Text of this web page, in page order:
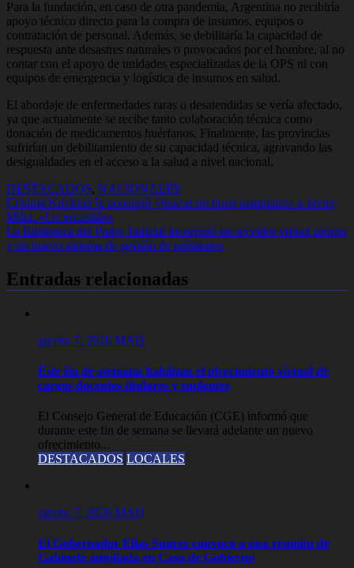
Para la fundación, en caso de otra pandemia, Argentina no recibiría
apoyo técnico directo para la compra de insumos, equipos o
contratación de personal. Además, se debilitaría la capacidad de
respuesta ante desastres naturales o provocados por el hombre, al no
contar con el apoyo de unidades especializadas de la OPS ni con
equipos de emergencia y logística de insumos en salud.
El abordaje de enfermedades raras o desatendidas se vería afectado,
ya que actualmente se recibe tanto colaboración técnica como
donación de medicamentos huérfanos. Finalmente, las provincias
sufrirían un debilitamiento de su capacidad técnica, agravando las
desigualdades en el acceso a la salud a nivel nacional.
DESTACADOS, NACIONALES
Navegación
de
entradas
Cristina Kirchner le aconsejó «buscar un buen psiquiatra» a Javier
Milei: «Lo necesitás»
La Biblioteca del Poder Judicial incorporó un servidor virtual propio
y un nuevo sistema de gestión de préstamos
Entradas relacionadas
agosto 7, 2026 MAD
Este fin de ssemana habilitan el ofrecimiento virtual de
cargos docentes titulares y suplentes
El Consejo General de Educación (CGE) informó que
durante este fin de semana se llevará adelante un nuevo
ofrecimiento...
DESTACADOS LOCALES
agosto 7, 2026 MAD
El Gobernador Elias Suárez convocó a una reunión de
Gabinete ampliada en Casa de Gobierno